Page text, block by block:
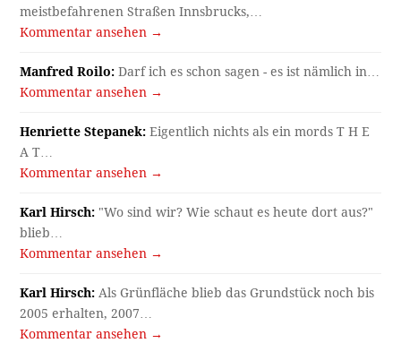
meistbefahrenen Straßen Innsbrucks,…
Kommentar ansehen →
Manfred Roilo: Darf ich es schon sagen - es ist nämlich in…
Kommentar ansehen →
Henriette Stepanek: Eigentlich nichts als ein mords T H E
A T…
Kommentar ansehen →
Karl Hirsch: "Wo sind wir? Wie schaut es heute dort aus?"
blieb…
Kommentar ansehen →
Karl Hirsch: Als Grünfläche blieb das Grundstück noch bis
2005 erhalten, 2007…
Kommentar ansehen →